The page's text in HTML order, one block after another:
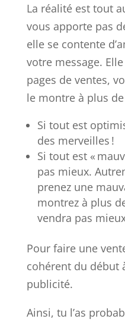
La réalité est tout
vous apporte pas
elle se contente
votre message.
pages de ventes,
le montre à plus
Si tout est
des merveilles !
Si tout est «
pas mieux.
prenez une
montrez à plus
vendra pas
Pour faire une
cohérent du début
publicité.
Ainsi, tu l’as